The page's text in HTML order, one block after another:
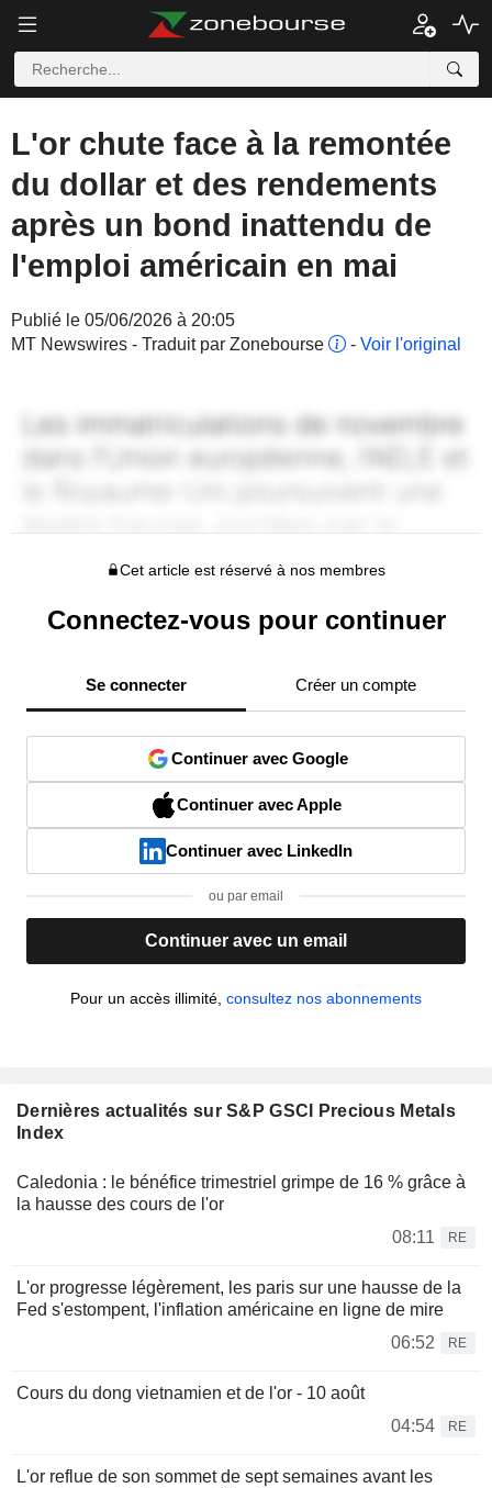
L'or chute face à la remontée
du dollar et des rendements
après un bond inattendu de
l'emploi américain en mai
Publié le 05/06/2026 à 20:05
MT Newswires - Traduit par Zonebourse
- Voir l'original
Cet article est réservé à nos membres
Connectez-vous pour continuer
Se connecter Créer un compte
Continuer avec Google
Continuer avec Apple
Continuer avec LinkedIn
ou par email
Continuer avec un email
Pour un accès illimité, consultez nos abonnements
Dernières actualités sur S&P GSCI Precious Metals
Index
Caledonia : le bénéfice trimestriel grimpe de 16 % grâce à
la hausse des cours de l'or
08:11
RE
L'or progresse légèrement, les paris sur une hausse de la
Fed s'estompent, l'inflation américaine en ligne de mire
06:52
RE
Cours du dong vietnamien et de l'or - 10 août
04:54
RE
L'or reflue de son sommet de sept semaines avant les